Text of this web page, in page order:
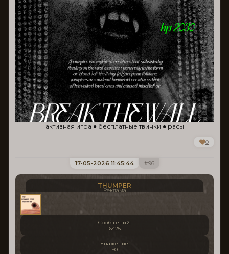
активная игра ● бесплатные твинки ● расы
0
96
17-05-2026 11:45:44
THUMPER
Реклама
Сообщений:
6425
Уважение:
+0